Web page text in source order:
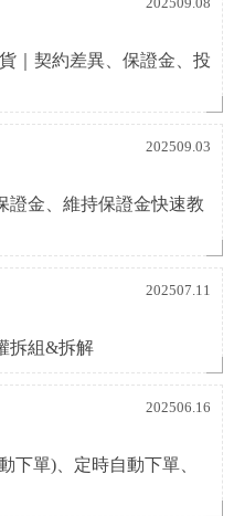
｜契約差異、保證金、投
202509.03
證金、維持保證金快速教
202507.11
拆組&拆解
202506.16
下單)、定時自動下單、